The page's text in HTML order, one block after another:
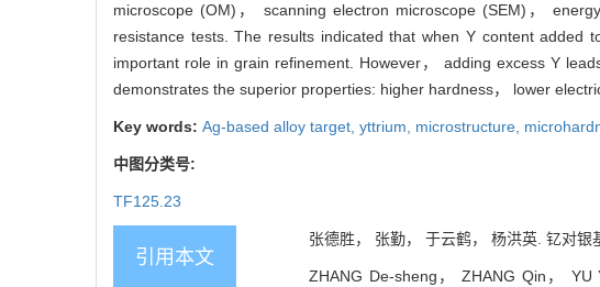
microscope (OM)， scanning electron microscope (SEM)，
resistance tests. The results indicated that when Y content
important role in grain refinement. However， adding excess Y
demonstrates the superior properties: higher hardness， lower
Key words: Ag-based alloy target, yttrium, microstructure,
中图分类号:
TF125.23
引用本文
张德胜， 张勤， 于云鹤， 杨洪英. 钇对
ZHANG De-sheng， ZHANG Qin， YU